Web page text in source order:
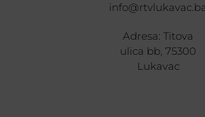
info@rtvlukavac.ba
Adresa: Titova
ulica bb, 75300
Lukavac